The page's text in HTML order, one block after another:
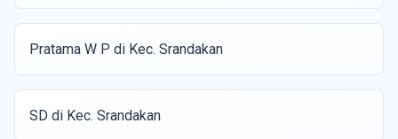
Pratama W P di Kec. Srandakan
SD di Kec. Srandakan